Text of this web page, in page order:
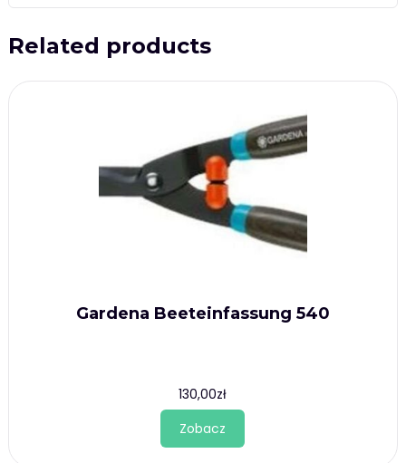
Related products
Gardena Beeteinfassung 540
130,00zł
Zobacz